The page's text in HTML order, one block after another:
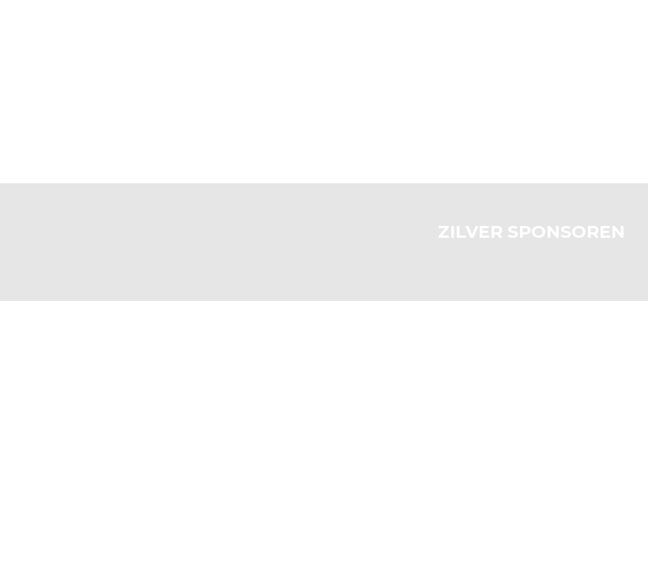
ZILVER SPONSOREN